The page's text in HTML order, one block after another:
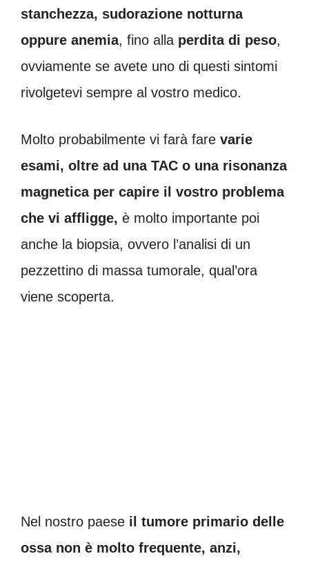
stanchezza, sudorazione notturna
oppure anemia, fino alla perdita di peso,
ovviamente se avete uno di questi sintomi
rivolgetevi sempre al vostro medico.
Molto probabilmente vi farà fare varie
esami, oltre ad una TAC o una risonanza
magnetica per capire il vostro problema
che vi affligge, è molto importante poi
anche la biopsia, ovvero l’analisi di un
pezzettino di massa tumorale, qual’ora
viene scoperta.
Nel nostro paese il tumore primario delle
ossa non è molto frequente, anzi,